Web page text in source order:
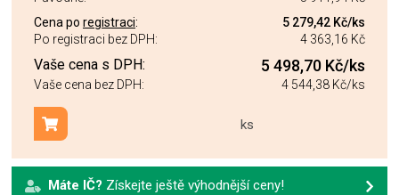
Cena po registraci: 5 279,42 Kč/ks
Po registraci bez DPH:
4 363,16 Kč
Vaše cena s DPH: 5 498,70 Kč/ks
Vaše cena bez DPH: 4 544,38 Kč/ks
ks
Přidat do košíku
Máte IČ? Získejte ještě výhodnější ceny!